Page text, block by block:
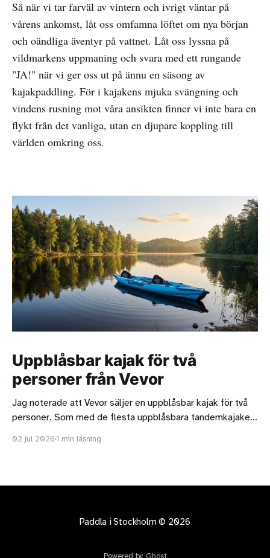
Så när vi tar farväl av vintern och ivrigt väntar på
vårens ankomst, låt oss omfamna löftet om nya början
och oändliga äventyr på vattnet. Låt oss lyssna på
vildmarkens uppmaning och svara med ett rungande
"JA!" när vi ger oss ut på ännu en säsong av
kajakpaddling. För i kajakens mjuka svängning och
vindens rusning mot våra ansikten finner vi inte bara en
flykt från det vanliga, utan en djupare koppling till
världen omkring oss.
Uppblåsbar kajak för två
personer från Vevor
Jag noterade att Vevor säljer en uppblåsbar kajak för två
personer. Som med de flesta uppblåsbara tandemkajaker
två långa personer. Kajaken från Vevor är strax under 4,4
02 jul 20261 min läsning
Paddla i Stockholm © 2026